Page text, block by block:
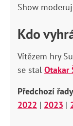
Show
Kdo
Vítězem hry
se stal Otakar
Předchozí
2022 | 2023 |